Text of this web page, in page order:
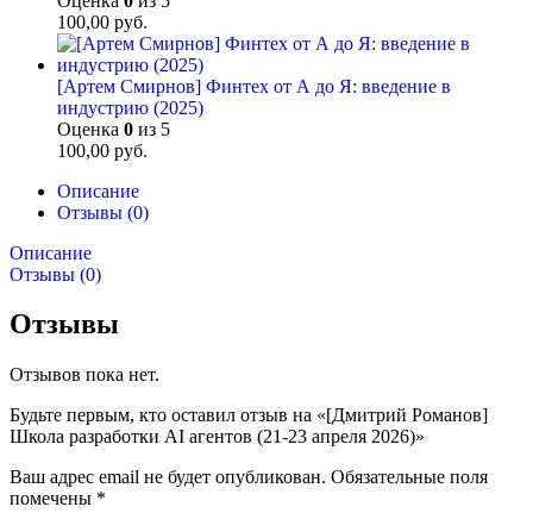
100,00 руб.
[Артем Смирнов] Финтех от А до Я: введение в
индустрию (2025)
Оценка 0 из 5
100,00 руб.
Описание
Отзывы (0)
Описание
Отзывы (0)
Отзывы
Отзывов пока нет.
Будьте первым, кто оставил отзыв на «[Дмитрий Романов]
Школа разработки AI агентов (21-23 апреля 2026)»
Ваш адрес email не будет опубликован. Обязательные поля
помечены *